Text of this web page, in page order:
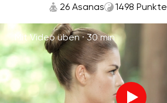
26 Asanas 1498 Punkte
Mit Video üben ·30 min